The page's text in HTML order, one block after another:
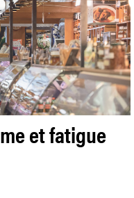
et fatigue